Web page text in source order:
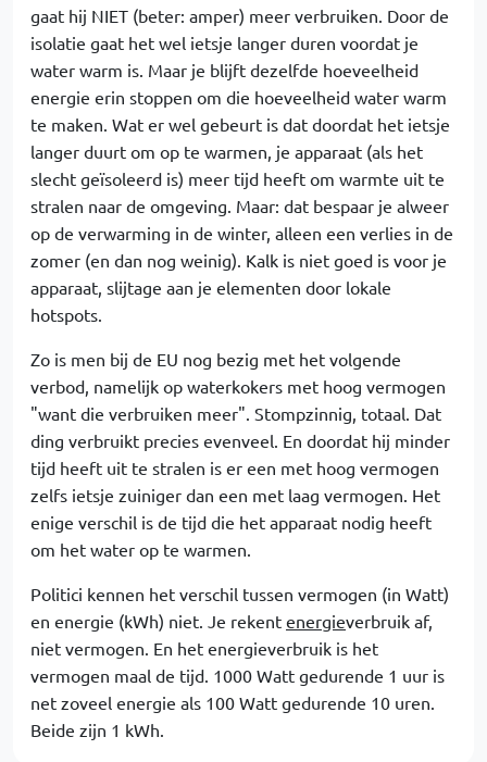
gaat hij NIET (beter: amper) meer verbruiken. Door de
isolatie gaat het wel ietsje langer duren voordat je
water warm is. Maar je blijft dezelfde hoeveelheid
energie erin stoppen om die hoeveelheid water warm
te maken. Wat er wel gebeurt is dat doordat het ietsje
langer duurt om op te warmen, je apparaat (als het
slecht geïsoleerd is) meer tijd heeft om warmte uit te
stralen naar de omgeving. Maar: dat bespaar je alweer
op de verwarming in de winter, alleen een verlies in de
zomer (en dan nog weinig). Kalk is niet goed is voor je
apparaat, slijtage aan je elementen door lokale
hotspots.
Zo is men bij de EU nog bezig met het volgende
verbod, namelijk op waterkokers met hoog vermogen
"want die verbruiken meer". Stompzinnig, totaal. Dat
ding verbruikt precies evenveel. En doordat hij minder
tijd heeft uit te stralen is er een met hoog vermogen
zelfs ietsje zuiniger dan een met laag vermogen. Het
enige verschil is de tijd die het apparaat nodig heeft
om het water op te warmen.
Politici kennen het verschil tussen vermogen (in Watt)
en energie (kWh) niet. Je rekent energieverbruik af,
niet vermogen. En het energieverbruik is het
vermogen maal de tijd. 1000 Watt gedurende 1 uur is
net zoveel energie als 100 Watt gedurende 10 uren.
Beide zijn 1 kWh.